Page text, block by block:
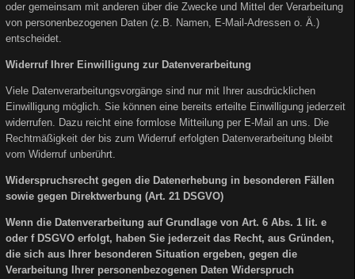
oder gemeinsam mit anderen über die Zwecke und Mittel der Verarbeitung
von personenbezogenen Daten (z.B. Namen, E-Mail-Adressen o. Ä.)
entscheidet.
Widerruf Ihrer Einwilligung zur Datenverarbeitung
Viele Datenverarbeitungsvorgänge sind nur mit Ihrer ausdrücklichen
Einwilligung möglich. Sie können eine bereits erteilte Einwilligung jederzeit
widerrufen. Dazu reicht eine formlose Mitteilung per E-Mail an uns. Die
Rechtmäßigkeit der bis zum Widerruf erfolgten Datenverarbeitung bleibt
vom Widerruf unberührt.
Widerspruchsrecht gegen die Datenerhebung in besonderen Fällen
sowie gegen Direktwerbung (Art. 21 DSGVO)
Wenn die Datenverarbeitung auf Grundlage von Art. 6 Abs. 1 lit. e
oder f DSGVO erfolgt, haben Sie jederzeit das Recht, aus Gründen,
die sich aus Ihrer besonderen Situation ergeben, gegen die
Verarbeitung Ihrer personenbezogenen Daten Widerspruch